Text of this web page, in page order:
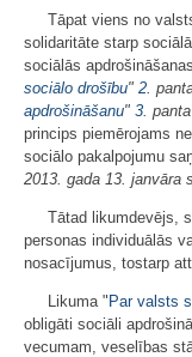
Tāpat viens no
solidaritāte starp
sociālās
sociālo drošību" 2.
apdrošināšanu" 3.
princips piemērojams
sociālo pakalpojumu
2013. gada 13. janvāra
Tātad likumdevējs,
personas individuālās
nosacījumus, tostarp
Likuma " Par valsts
obligāti sociāli
vecumam, veselības